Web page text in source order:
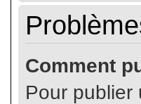
Comment
Pour publier